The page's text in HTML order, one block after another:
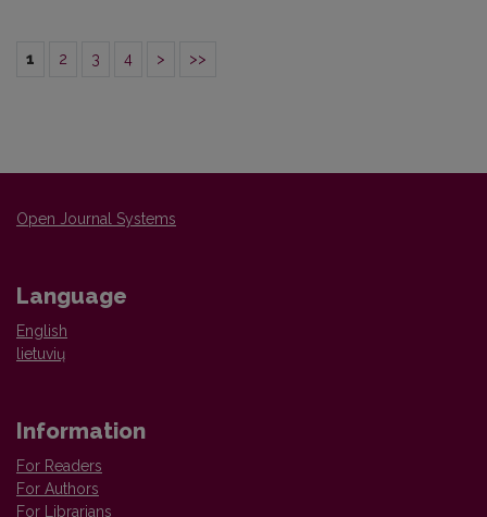
1 2 3 4 > >>
Open Journal Systems
Language
English
lietuvių
Information
For Readers
For Authors
For Librarians